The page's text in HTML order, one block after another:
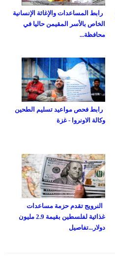
رابط المساعدات والإغاثة الإنسانية
الخاص بالأسر المقيمن حاليا في
محافظة...
رابط فحص مواعيد تسليم الطحين
وكالة الاونروا - غزة
النرويج تقدم حزمة مساعدات
غذائية لفلسطين بقيمة 2.9 مليون
دولار...تفاصيل